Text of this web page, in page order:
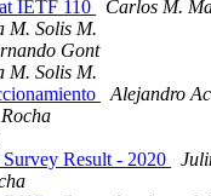
IETF 110
Carlos M.
M. Solis M.
Gont
M. Solis M.
Alejandro
Result - 2020